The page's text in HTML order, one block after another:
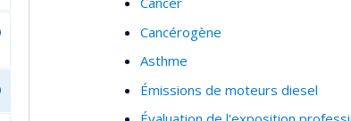
Cancérogène
Asthme
Émissions de moteurs diesel